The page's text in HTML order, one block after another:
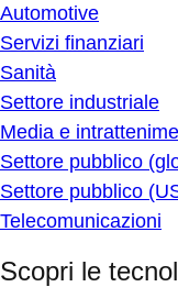
Automotive
Servizi finanziari
Sanità
Settore industriale
Media e
Settore pubblico
Settore pubblico
Telecomunicazioni
Scopri le